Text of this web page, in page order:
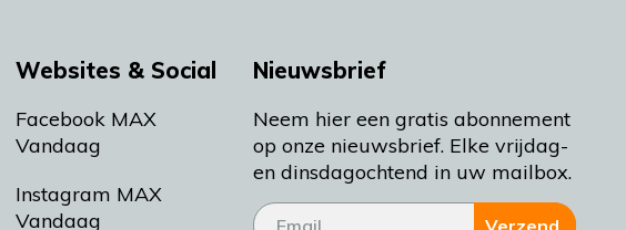
Websites & Social
Facebook MAX
Vandaag
Instagram MAX
Vandaag
Nieuwsbrief
Neem hier een gratis abonnement
op onze nieuwsbrief. Elke vrijdag-
en dinsdagochtend in uw mailbox.
Verzend